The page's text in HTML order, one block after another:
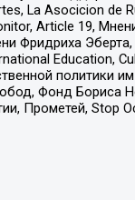
La Asocicion de
Article 19,
Фридриха Эберта,
Education,
политики
Фонд Бориса
Прометей, Stop